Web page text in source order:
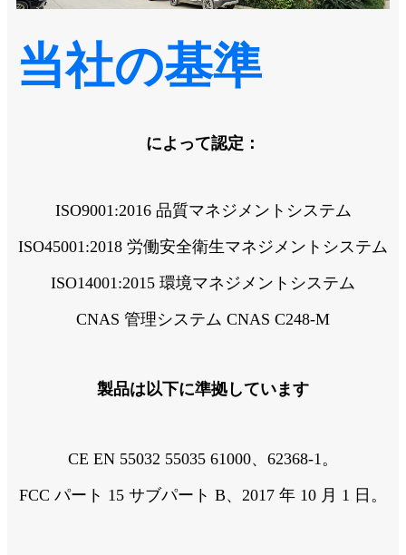
当社の基準
によって認定：
ISO9001:2016 品質マネジメントシステム
ISO45001:2018 労働安全衛生マネジメントシステム
ISO14001:2015 環境マネジメントシステム
CNAS 管理システム CNAS C248-M
製品は以下に準拠しています
CE EN 55032 55035 61000、62368-1。
FCC パート 15 サブパート B、2017 年 10 月 1 日。